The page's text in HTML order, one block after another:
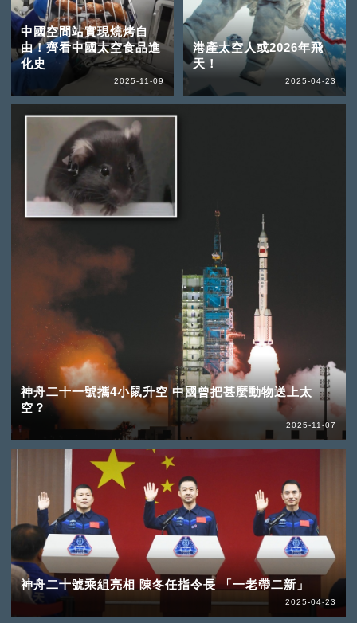
中國空間站實現燒烤自
由！齊看中國太空食品進
化史
2025-11-09
神舟二十一號攜4小鼠升空 中國曾把甚麼動物送上太
空？
2025-11-07
港產太空人或2026年飛
天！
2025-04-23
神舟二十號乘組亮相 陳冬任指令長 「一老帶二新」
2025-04-23